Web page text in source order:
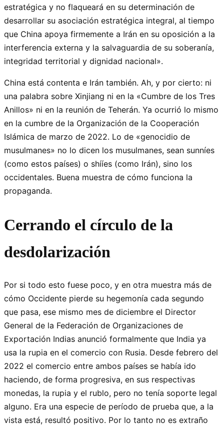
estratégica y no flaqueará en su determinación de
desarrollar su asociación estratégica integral, al tiempo
que China apoya firmemente a Irán en su oposición a la
interferencia externa y la salvaguardia de su soberanía,
integridad territorial y dignidad nacional».
China está contenta e Irán también. Ah, y por cierto: ni
una palabra sobre Xinjiang ni en la «Cumbre de los Tres
Anillos» ni en la reunión de Teherán. Ya ocurrió lo mismo
en la cumbre de la Organización de la Cooperación
Islámica de marzo de 2022. Lo de «genocidio de
musulmanes» no lo dicen los musulmanes, sean sunníes
(como estos países) o shííes (como Irán), sino los
occidentales. Buena muestra de cómo funciona la
propaganda.
Cerrando el círculo de la
desdolarización
Por si todo esto fuese poco, y en otra muestra más de
cómo Occidente pierde su hegemonía cada segundo
que pasa, ese mismo mes de diciembre el Director
General de la Federación de Organizaciones de
Exportación Indias anunció formalmente que India ya
usa la rupia en el comercio con Rusia. Desde febrero del
2022 el comercio entre ambos países se había ido
haciendo, de forma progresiva, en sus respectivas
monedas, la rupia y el rublo, pero no tenía soporte legal
alguno. Era una especie de período de prueba que, a la
vista está, resultó positivo. Por lo tanto no es extraño